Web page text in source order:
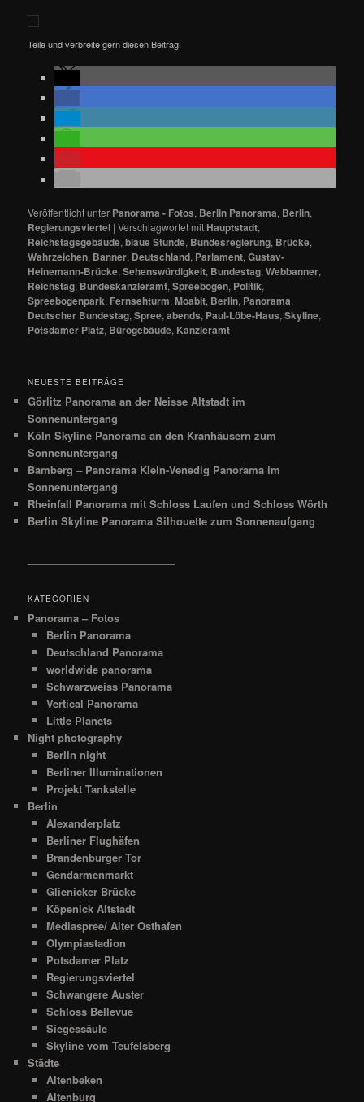
Teile und verbreite gern diesen Beitrag:
Veröffentlicht unter Panorama - Fotos, Berlin Panorama, Berlin,
Regierungsviertel |Verschlagwortet mit Hauptstadt,
Reichstagsgebäude,blaue Stunde, Bundesregierung, Brücke,
Wahrzeichen, Banner, Deutschland, Parlament,Gustav-
Heinemann-Brücke,Sehenswürdigkeit, Bundestag,Webbanner,
Reichstag, Bundeskanzleramt,Spreebogen, Politik,
Spreebogenpark, Fernsehturm,Moabit, Berlin, Panorama,
Deutscher Bundestag,Spree,abends, Paul-Löbe-Haus,Skyline,
Potsdamer Platz, Bürogebäude, Kanzleramt
NEUESTE BEITRÄGE
Görlitz Panorama an der Neisse Altstadt im
Sonnenuntergang
Köln Skyline Panorama an den Kranhäusern zum
Sonnenuntergang
Bamberg – Panorama Klein-Venedig Panorama im
Sonnenuntergang
Rheinfall Panorama mit Schloss Laufen und Schloss Wörth
Berlin Skyline Panorama Silhouette zum Sonnenaufgang
KATEGORIEN
Panorama – Fotos
Berlin Panorama
Deutschland Panorama
worldwide panorama
Schwarzweiss Panorama
Vertical Panorama
Little Planets
Night photography
Berlin night
Berliner Illuminationen
Projekt Tankstelle
Berlin
Alexanderplatz
Berliner Flughäfen
Brandenburger Tor
Gendarmenmarkt
Glienicker Brücke
Köpenick Altstadt
Mediaspree/ Alter Osthafen
Olympiastadion
Potsdamer Platz
Regierungsviertel
Schwangere Auster
Schloss Bellevue
Siegessäule
Skyline vom Teufelsberg
Städte
Altenbeken
Altenburg